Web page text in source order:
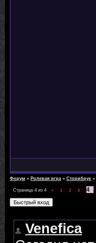
Форум » Ролевая игра » Сторибрук »
Страница 4 из 4 « 1 2 3 4